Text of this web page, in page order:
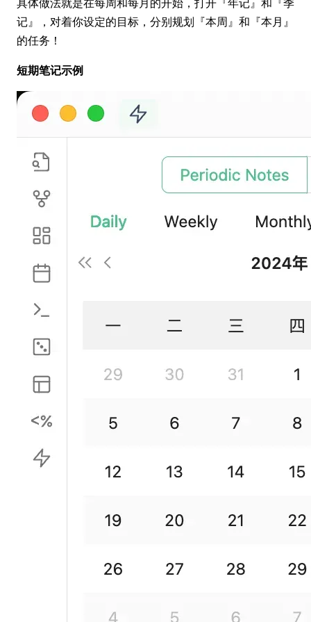
记』，对着你设定的目标，分别规划『本周』和『本月』
的任务！
短期笔记示例